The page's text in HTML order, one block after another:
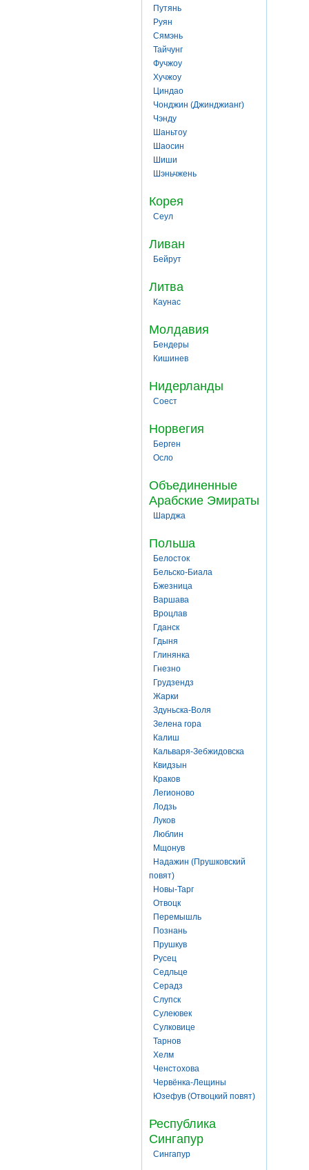
Путянь
Руян
Сямэнь
Тайчунг
Фучжоу
Хучжоу
Циндао
Чонджин (Джинджианг)
Чэнду
Шаньтоу
Шаосин
Шиши
Шэньчжень
Корея
Сеул
Ливан
Бейрут
Литва
Каунас
Молдавия
Бендеры
Кишинев
Нидерланды
Соест
Норвегия
Берген
Осло
Объединенные
Арабские Эмираты
Шарджа
Польша
Белосток
Бельско-Биала
Бжезница
Варшава
Вроцлав
Гданск
Гдыня
Глинянка
Гнезно
Грудзендз
Жарки
Здуньска-Воля
Зелена гора
Калиш
Кальваря-Зебжидовска
Квидзын
Краков
Легионово
Лодзь
Луков
Люблин
Мщонув
Надажин (Прушковский
повят)
Новы-Тарг
Отвоцк
Перемышль
Познань
Прушкув
Русец
Седльце
Серадз
Слупск
Сулеювек
Сулковице
Тарнов
Хелм
Ченстохова
Червёнка-Лещины
Юзефув (Отвоцкий повят)
Республика
Сингапур
Сингапур